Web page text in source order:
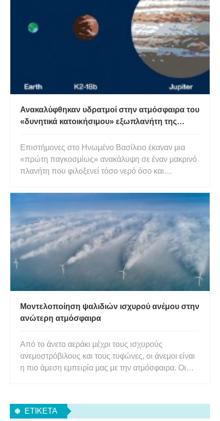
Marshall Space Flight Centre της NASA, παρέχουν
στους αστρονόμους μια καλύτερ
Ανακαλύφθηκαν υδρατμοί στην ατμόσφαιρα του
«δυνητικά κατοικήσιμου» εξωπλανήτη της
Επιστήμονες στο Ηνωμένο Βασίλειο έκαναν μια
«πρώτη παγκοσμίως» ανακάλυψη σε έναν μακρινό
πλανήτη που φιλοξενεί τόσο νερό όσο και
τη ζωή. Υδρατμοί έχουν ανιχνευθεί σε μια δυνητικά
κατοικήσιμη υπερ-Γη γνωστή ως K2-18b, που
βρίσκεται περίπου 110 έτη φωτός
Μοντελοποίηση ψαλιδιών ισχυρού ανέμου στην
ανώτερη ατμόσφαιρα
Από το άνετο αεράκι μέχρι τους ισχυρούς
ανεμοστρόβιλους και τους τυφώνες, οι άνεμοι είναι
η πιο άμεση εμπειρία μας με την ατμόσφαιρα. Οι
ουράς που βλέπουμε να αναφέρονται κατά τη
διάρκεια μιας διεθνούς πτήση
ΕΤΙΚΈΤΑ